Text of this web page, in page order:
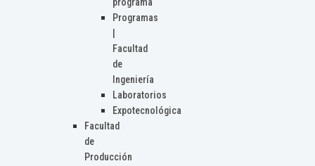
programa
Programas
Facultad
de
Ingeniería
Laboratorios
Expotecnológica
Facultad
de
Producción